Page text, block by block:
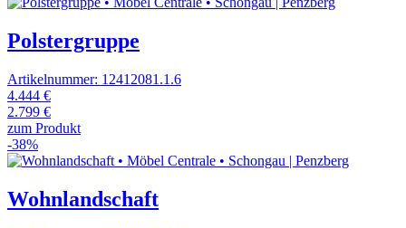
Polstergruppe
Artikelnummer: 12412081.1.6
4.444 €
2.799 €
zum Produkt
-38%
Wohnlandschaft